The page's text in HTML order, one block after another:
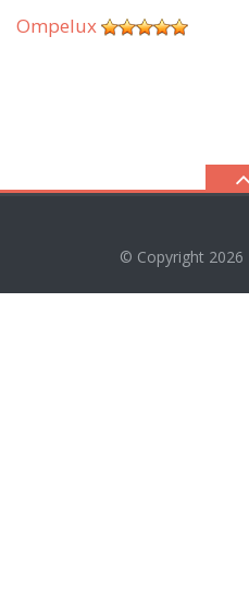
Ompelux
© Copyright 2026